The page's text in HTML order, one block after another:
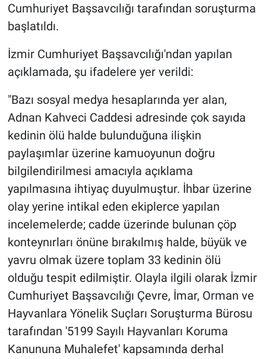
Cumhuriyet Başsavcılığı tarafından soruşturma
başlatıldı.
İzmir Cumhuriyet Başsavcılığı'ndan yapılan
açıklamada, şu ifadelere yer verildi:
"Bazı sosyal medya hesaplarında yer alan,
Adnan Kahveci Caddesi adresinde çok sayıda
kedinin ölü halde bulunduğuna ilişkin
paylaşımlar üzerine kamuoyunun doğru
bilgilendirilmesi amacıyla açıklama
yapılmasına ihtiyaç duyulmuştur. İhbar üzerine
olay yerine intikal eden ekiplerce yapılan
incelemelerde; cadde üzerinde bulunan çöp
konteynırları önüne bırakılmış halde, büyük ve
yavru olmak üzere toplam 33 kedinin ölü
olduğu tespit edilmiştir. Olayla ilgili olarak İzmir
Cumhuriyet Başsavcılığı Çevre, İmar, Orman ve
Hayvanlara Yönelik Suçları Soruşturma Bürosu
tarafından '5199 Sayılı Hayvanları Koruma
Kanununa Muhalefet' kapsamında derhal